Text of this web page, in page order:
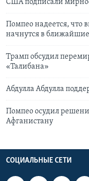
США подписали
Помпео надеется, что
начнутся в
Трамп обсудил
«Талибана»
Абдулла Абдулла
Помпео осудил
Афганистану
СОЦИАЛЬНЫЕ СЕТИ